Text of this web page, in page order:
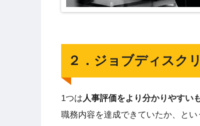
２．ジョブディスク
1つは人事評価をより分かりやすい
職務内容を達成できていたか、と